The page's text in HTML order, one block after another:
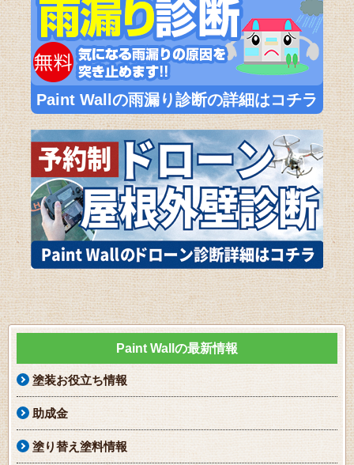
Paint Wallの雨漏り診断の詳細はコチラ
Paint Wallの最新情報
塗装お役立ち情報
助成金
塗り替え塗料情報